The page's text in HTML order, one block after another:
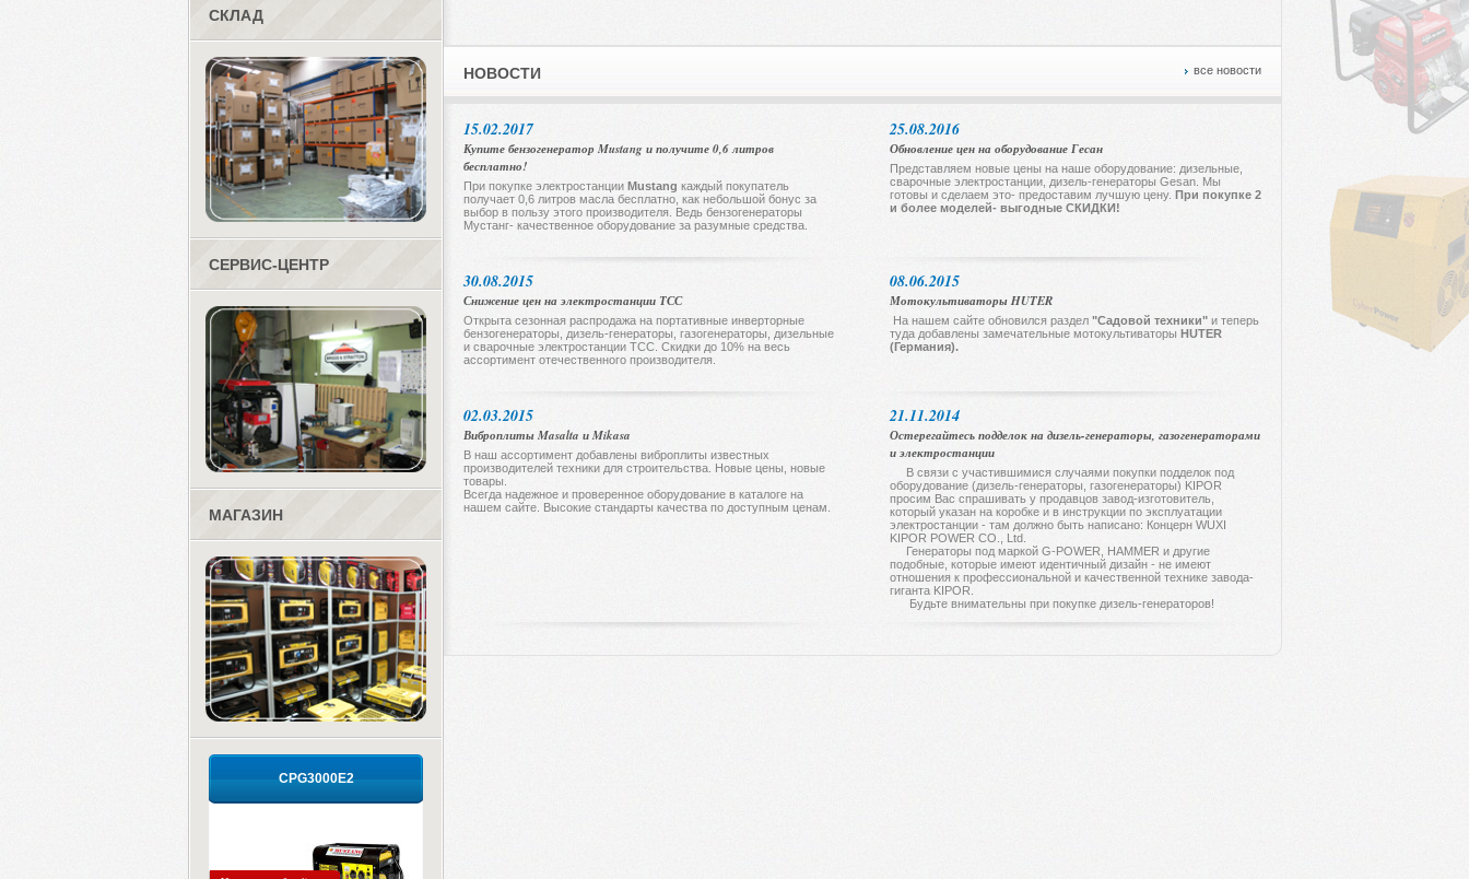
СКЛАД
СЕРВИС-ЦЕНТР
МАГАЗИН
CPG3000E2
НОВОСТИ все новости
15.02.2017
Купите бензогенератор Mustang и получите 0,6 литров
бесплатно!
При покупке электростанции Mustang каждый покупатель
получает 0,6 литров масла бесплатно, как небольшой бонус за
выбор в пользу этого производителя. Ведь бензогенераторы
Мустанг- качественное оборудование за разумные средства.
25.08.2016
Обновление цен на оборудование Гесан
Представляем новые цены на наше оборудование: дизельные,
сварочные электростанции, дизель-генераторы Gesan. Мы
готовы и сделаем это- предоставим лучшую цену. При покупке 2
и более моделей- выгодные СКИДКИ!
30.08.2015
Снижение цен на электростанции ТСС
Открыта сезонная распродажа на портативные инверторные
бензогенераторы, дизель-генераторы, газогенераторы, дизельные
и сварочные электростанции ТСС. Скидки до 10% на весь
ассортимент отечественного производителя.
08.06.2015
Мотокультиваторы HUTER
На нашем сайте обновился раздел "Садовой техники" и теперь
туда добавлены замечательные мотокультиваторы HUTER
(Германия).
02.03.2015
Виброплиты Masalta и Mikasa
В наш ассортимент добавлены виброплиты известных
производителей техники для строительства. Новые цены, новые
товары.
Всегда надежное и проверенное оборудование в каталоге на
нашем сайте. Высокие стандарты качества по доступным ценам.
21.11.2014
Остерегайтесь подделок на дизель-генераторы, газогенераторами
и электростанции
В связи с участившимися случаями покупки подделок под
оборудование (дизель-генераторы, газогенераторы) KIPOR
просим Вас спрашивать у продавцов завод-изготовитель,
который указан на коробке и в инструкции по эксплуатации
электростанции - там должно быть написано: Концерн WUXI
KIPOR POWER CO., Ltd.
Генераторы под маркой G-POWER, HAMMER и другие
подобные, которые имеют идентичный дизайн - не имеют
отношения к профессиональной и качественной технике завода-
гиганта KIPOR.
Будьте внимательны при покупке дизель-генераторов!